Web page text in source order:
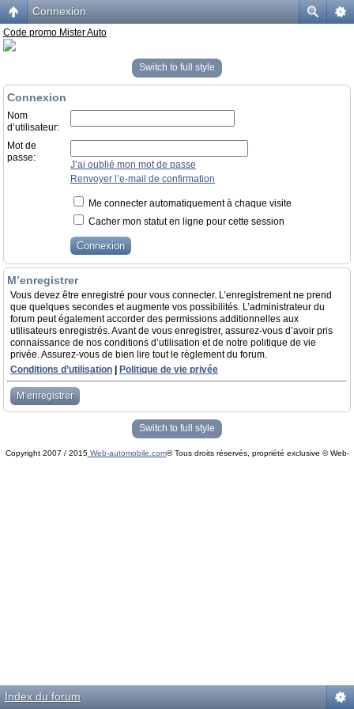
Connexion
Code promo Mister Auto
Switch to full style
Connexion
Nom
d’utilisateur:
Mot de
passe:
J’ai oublié mon mot de passe
Renvoyer l’e-mail de confirmation
Me connecter automatiquement à chaque visite
Cacher mon statut en ligne pour cette session
M’enregistrer
Vous devez être enregistré pour vous connecter. L’enregistrement ne prend
que quelques secondes et augmente vos possibilités. L’administrateur du
forum peut également accorder des permissions additionnelles aux
utilisateurs enregistrés. Avant de vous enregistrer, assurez-vous d’avoir pris
connaissance de nos conditions d’utilisation et de notre politique de vie
privée. Assurez-vous de bien lire tout le règlement du forum.
Conditions d’utilisation
Politique de vie privée
M’enregistrer
Switch to full style
Copyright 2007 / 2015Web-automobile.com® Tous droits réservés, propriété exclusive © Web-
Index du forum